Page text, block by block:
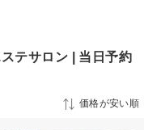
テサロン | 当日予約
価格が安い順